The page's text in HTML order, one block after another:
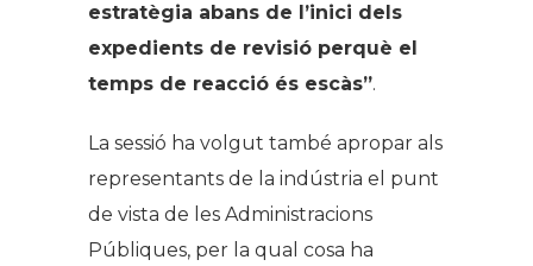
estratègia abans de l’inici dels
expedients de revisió perquè el
temps de reacció és escàs”.
La sessió ha volgut també apropar als
representants de la indústria el punt
de vista de les Administracions
Públiques, per la qual cosa ha